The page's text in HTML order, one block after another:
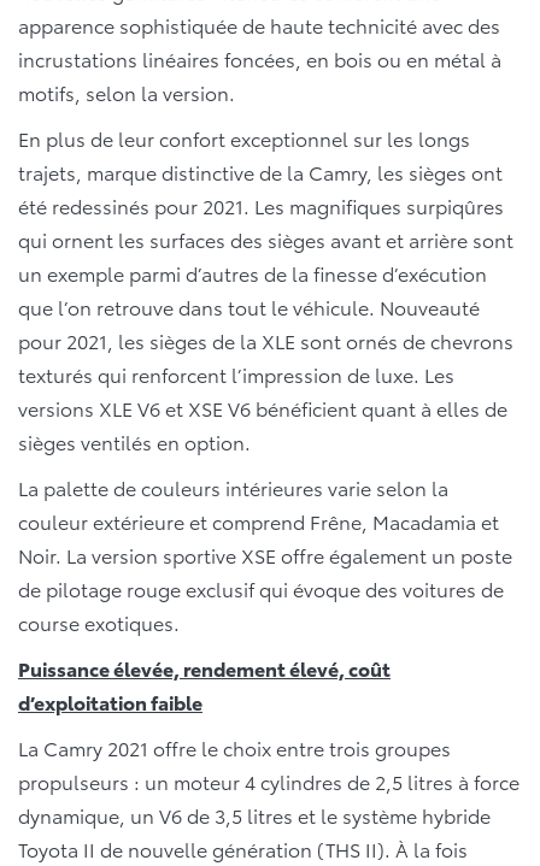
apparence sophistiquée de haute technicité avec des
incrustations linéaires foncées, en bois ou en métal à
motifs, selon la version.
En plus de leur confort exceptionnel sur les longs
trajets, marque distinctive de la Camry, les sièges ont
été redessinés pour 2021. Les magnifiques surpiqûres
qui ornent les surfaces des sièges avant et arrière sont
un exemple parmi d’autres de la finesse d’exécution
que l’on retrouve dans tout le véhicule. Nouveauté
pour 2021, les sièges de la XLE sont ornés de chevrons
texturés qui renforcent l’impression de luxe. Les
versions XLE V6 et XSE V6 bénéficient quant à elles de
sièges ventilés en option.
La palette de couleurs intérieures varie selon la
couleur extérieure et comprend Frêne, Macadamia et
Noir. La version sportive XSE offre également un poste
de pilotage rouge exclusif qui évoque des voitures de
course exotiques.
Puissance élevée, rendement élevé, coût
d’exploitation faible
La Camry 2021 offre le choix entre trois groupes
propulseurs : un moteur 4 cylindres de 2,5 litres à force
dynamique, un V6 de 3,5 litres et le système hybride
Toyota II de nouvelle génération (THS II). À la fois